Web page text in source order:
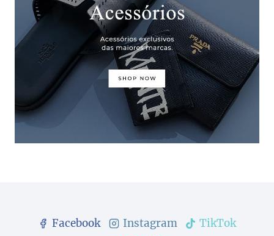
Facebook Instagram
TikTok